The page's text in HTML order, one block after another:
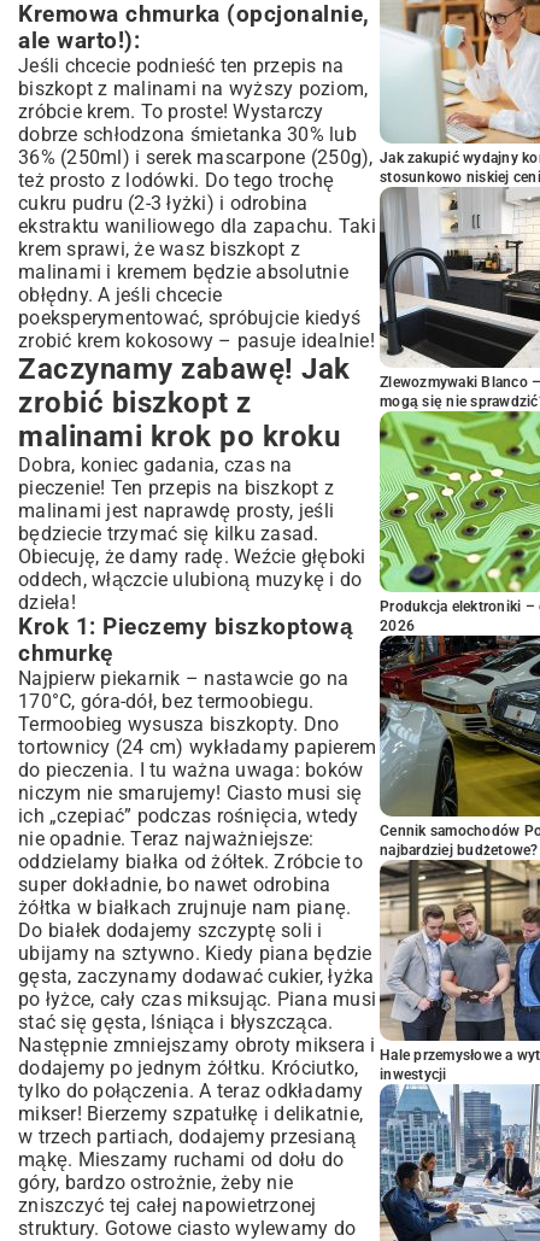
Kremowa chmurka (opcjonalnie,
ale warto!):
Jeśli chcecie podnieść ten przepis na
biszkopt z malinami na wyższy poziom,
zróbcie krem. To proste! Wystarczy
dobrze schłodzona śmietanka 30% lub
36% (250ml) i serek mascarpone (250g),
też prosto z lodówki. Do tego trochę
cukru pudru (2-3 łyżki) i odrobina
ekstraktu waniliowego dla zapachu. Taki
krem sprawi, że wasz biszkopt z
malinami i kremem będzie absolutnie
obłędny. A jeśli chcecie
poeksperymentować, spróbujcie kiedyś
zrobić krem kokosowy – pasuje idealnie!
Zaczynamy zabawę! Jak
zrobić biszkopt z
malinami krok po kroku
Dobra, koniec gadania, czas na
pieczenie! Ten przepis na biszkopt z
malinami jest naprawdę prosty, jeśli
będziecie trzymać się kilku zasad.
Obiecuję, że damy radę. Weźcie głęboki
oddech, włączcie ulubioną muzykę i do
dzieła!
Krok 1: Pieczemy biszkoptową
chmurkę
Najpierw piekarnik – nastawcie go na
170°C, góra-dół, bez termoobiegu.
Termoobieg wysusza biszkopty. Dno
tortownicy (24 cm) wykładamy papierem
do pieczenia. I tu ważna uwaga: boków
niczym nie smarujemy! Ciasto musi się
ich „czepiać” podczas rośnięcia, wtedy
nie opadnie. Teraz najważniejsze:
oddzielamy białka od żółtek. Zróbcie to
super dokładnie, bo nawet odrobina
żółtka w białkach zrujnuje nam pianę.
Do białek dodajemy szczyptę soli i
ubijamy na sztywno. Kiedy piana będzie
gęsta, zaczynamy dodawać cukier, łyżka
po łyżce, cały czas miksując. Piana musi
stać się gęsta, lśniąca i błyszcząca.
Następnie zmniejszamy obroty miksera i
dodajemy po jednym żółtku. Króciutko,
tylko do połączenia. A teraz odkładamy
mikser! Bierzemy szpatułkę i delikatnie,
w trzech partiach, dodajemy przesianą
mąkę. Mieszamy ruchami od dołu do
góry, bardzo ostrożnie, żeby nie
zniszczyć tej całej napowietrzonej
struktury. Gotowe ciasto wylewamy do
Jak zakupić wydajny
stosunkowo niskiej
Zlewozmywaki Blanco
mogą się nie
Produkcja elektroniki –
2026
Cennik samochodów
najbardziej budżetowe?
Hale przemysłowe a
inwestycji